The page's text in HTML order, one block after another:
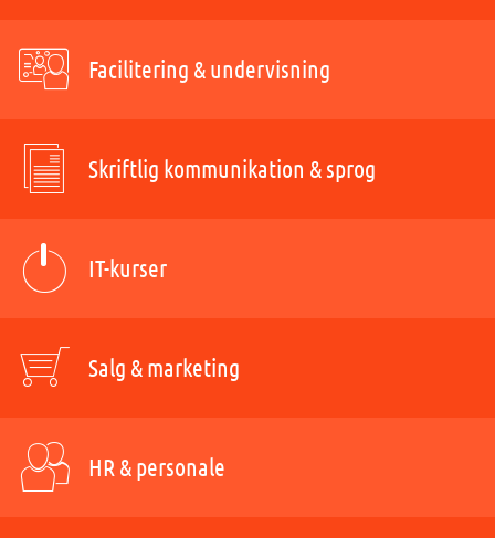
Facilitering & undervisning
Skriftlig kommunikation & sprog
IT-kurser
Salg & marketing
HR & personale